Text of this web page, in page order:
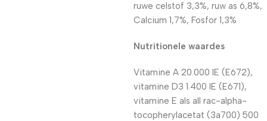
ruwe celstof 3,3%, ruw as 6,8%,
Calcium 1,7%, Fosfor 1,3%
Nutritionele waardes
Vitamine A 20.000 IE (E672),
vitamine D3 1.400 IE (E671),
vitamine E als all rac-alpha-
tocopherylacetat (3a700) 500